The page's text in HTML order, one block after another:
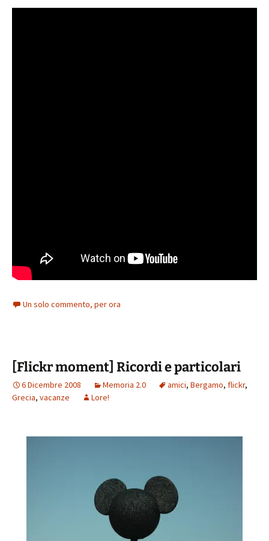
Un solo commento, per ora
[Flickr moment] Ricordi e particolari
6 Dicembre 2008 Memoria 2.0 amici, Bergamo, flickr,
Grecia, vacanze Lore!